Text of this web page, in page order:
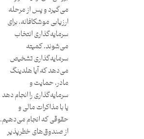
می‌گیرد و پس از مرحله
ارزیابی موشکافانه، برای
سرمایه‌گذاری انتخاب
می‌شوند. کمیته
سرمایه‌گذاری تشخیص
می‌دهد که آیا هلدینگ
مادر، حمایت و
سرمایه‌گذاری را انجام دهد
یا با مذاکرات مالی و
حقوقی که انجام می‌دهیم،
از صندوق‌های خطرپذیر